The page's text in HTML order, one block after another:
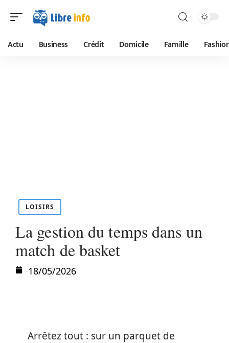
Actu Business Crédit Domicile Famille
LOISIRS
La gestion du temps dans un
match de basket
18/05/2026
Arrêtez tout : sur un parquet de